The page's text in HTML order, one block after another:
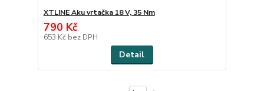
XTLINE Aku vrtačka 18 V, 35 Nm
790 Kč
653 Kč bez DPH
Detail